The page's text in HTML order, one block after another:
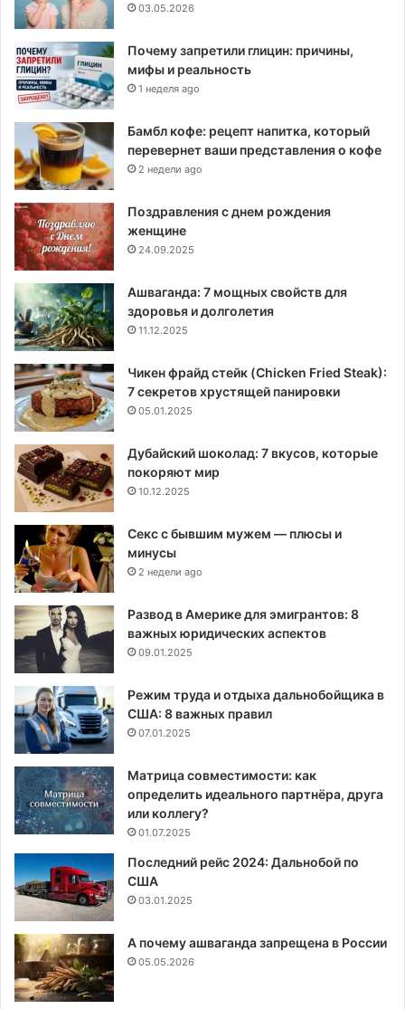
03.05.2026
Почему запретили глицин: причины,
мифы и реальность
1 неделя ago
Бамбл кофе: рецепт напитка, который
перевернет ваши представления о кофе
2 недели ago
Поздравления с днем рождения
женщине
24.09.2025
Ашваганда: 7 мощных свойств для
здоровья и долголетия
11.12.2025
Чикен фрайд стейк (Chicken Fried Steak):
7 секретов хрустящей панировки
05.01.2025
Дубайский шоколад: 7 вкусов, которые
покоряют мир
10.12.2025
Секс с бывшим мужем — плюсы и
минусы
2 недели ago
Развод в Америке для эмигрантов: 8
важных юридических аспектов
09.01.2025
Режим труда и отдыха дальнобойщика в
США: 8 важных правил
07.01.2025
Матрица совместимости: как
определить идеального партнёра, друга
или коллегу?
01.07.2025
Последний рейс 2024: Дальнобой по
США
03.01.2025
А почему ашваганда запрещена в России
05.05.2026